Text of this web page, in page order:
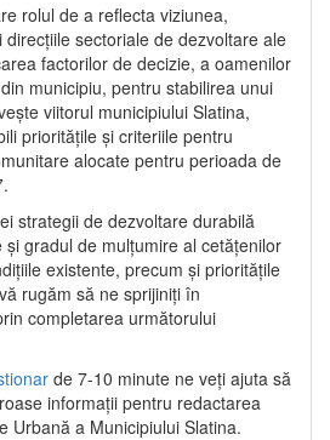
rolul de a reflecta viziunea,
sectoriale de dezvoltare ale
factorilor de decizie, a oamenilor
municipiu, pentru stabilirea unui
viitorul municipiului Slatina,
prioritățile și criteriile pentru
alocate pentru perioada de
strategii de dezvoltare durabilă
gradul de mulțumire al cetățenilor
existente, precum și prioritățile
rugăm să ne sprijiniți în
completarea următorului
de 7-10 minute ne veți ajuta să
informații pentru redactarea
Urbană a Municipiului Slatina.